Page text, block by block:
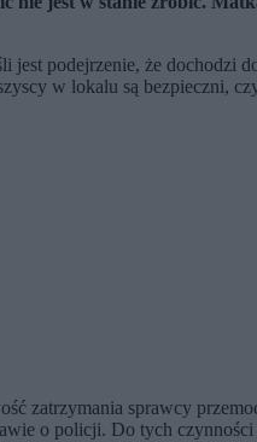
podejrzenie, że dochodzi
w lokalu są bezpieczni,
zatrzymania sprawcy
o policji. Do tych czynności